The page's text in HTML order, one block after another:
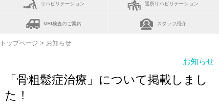
リハビリテーション 通所リハビリテーション
MRI検査のご案内 スタッフ紹介
トップページ > お知らせ
お知らせ
「骨粗鬆症治療」について掲載しまし
た！